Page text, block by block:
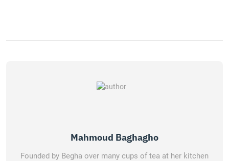
Mahmoud Baghagho
Founded by Begha over many cups of tea at her kitchen